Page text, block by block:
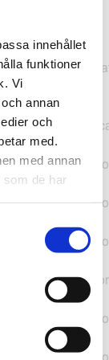
innehållet
funktioner
Vi
annan
och
med.
med annan
som de har
is not a
chunks/pages/
chunks/pages/
chunks/
chunks/
chunks/
chunks/
chunks/
chunks/